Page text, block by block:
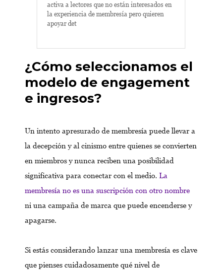
activa a lectores que no están interesados en
la experiencia de membresía pero quieren
apoyar det
¿Cómo seleccionamos el
modelo de engagement
e ingresos?
Un intento apresurado de membresía puede llevar a
la decepción y al cinismo entre quienes se convierten
en miembros y nunca reciben una posibilidad
significativa para conectar con el medio. La
membresía no es una suscripción con otro nombre
ni una campaña de marca que puede encenderse y
apagarse.
Si estás considerando lanzar una membresía es clave
que pienses cuidadosamente qué nivel de